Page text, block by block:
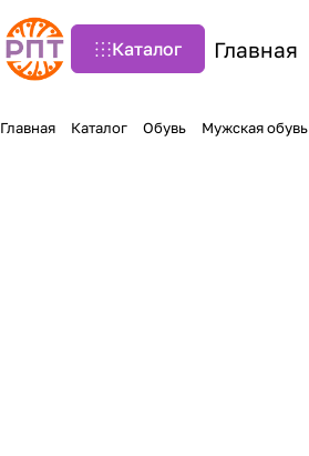
Каталог Главная
Главная Каталог Обувь Мужская обувь